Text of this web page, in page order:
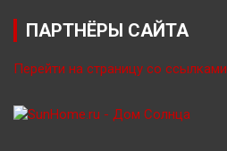
ПАРТНЁРЫ САЙТА
Перейти на страницу со ссылками